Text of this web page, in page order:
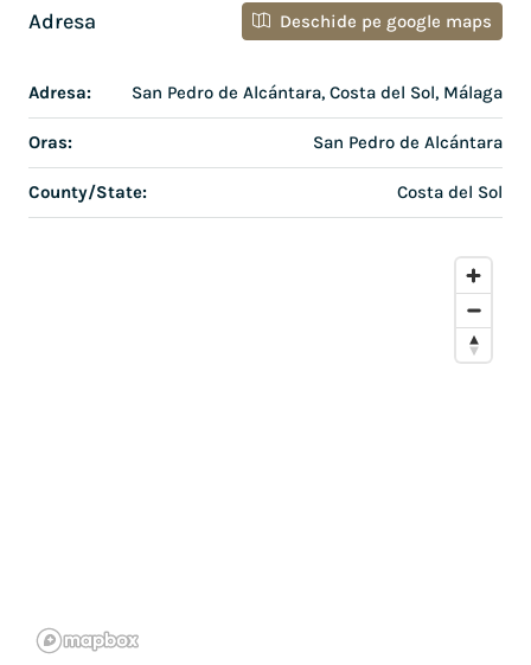
Adresa Deschide pe google maps
Adresa: San Pedro de Alcántara, Costa del Sol, Málaga
Oras: San Pedro de Alcántara
County/State: Costa del Sol